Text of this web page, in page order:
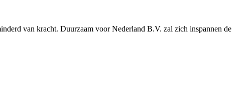
van kracht. Duurzaam voor Nederland B.V. zal zich inspannen de